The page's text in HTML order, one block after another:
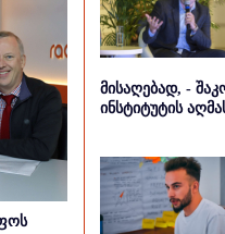
მისაღებად, -
ინსტიტუტის